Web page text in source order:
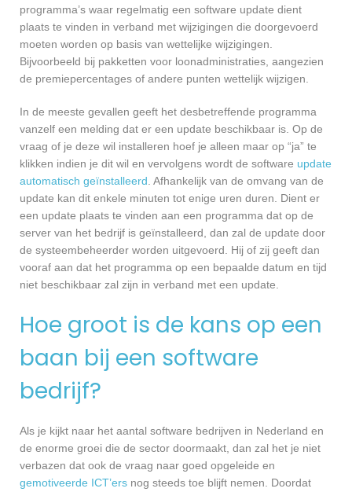
programma’s waar regelmatig een software update dient
plaats te vinden in verband met wijzigingen die doorgevoerd
moeten worden op basis van wettelijke wijzigingen.
Bijvoorbeeld bij pakketten voor loonadministraties, aangezien
de premiepercentages of andere punten wettelijk wijzigen.
In de meeste gevallen geeft het desbetreffende programma
vanzelf een melding dat er een update beschikbaar is. Op de
vraag of je deze wil installeren hoef je alleen maar op “ja” te
klikken indien je dit wil en vervolgens wordt de software update
automatisch geïnstalleerd . Afhankelijk van de omvang van de
update kan dit enkele minuten tot enige uren duren. Dient er
een update plaats te vinden aan een programma dat op de
server van het bedrijf is geïnstalleerd, dan zal de update door
de systeembeheerder worden uitgevoerd. Hij of zij geeft dan
vooraf aan dat het programma op een bepaalde datum en tijd
niet beschikbaar zal zijn in verband met een update.
Hoe groot is de kans op een
baan bij een software
bedrijf?
Als je kijkt naar het aantal software bedrijven in Nederland en
de enorme groei die de sector doormaakt, dan zal het je niet
verbazen dat ook de vraag naar goed opgeleide en
gemotiveerde ICT’ers nog steeds toe blijft nemen. Doordat